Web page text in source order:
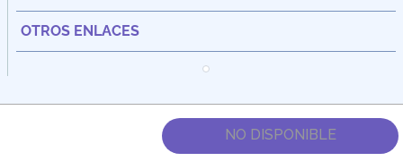
NO DISPONIBLE
OTROS ENLACES